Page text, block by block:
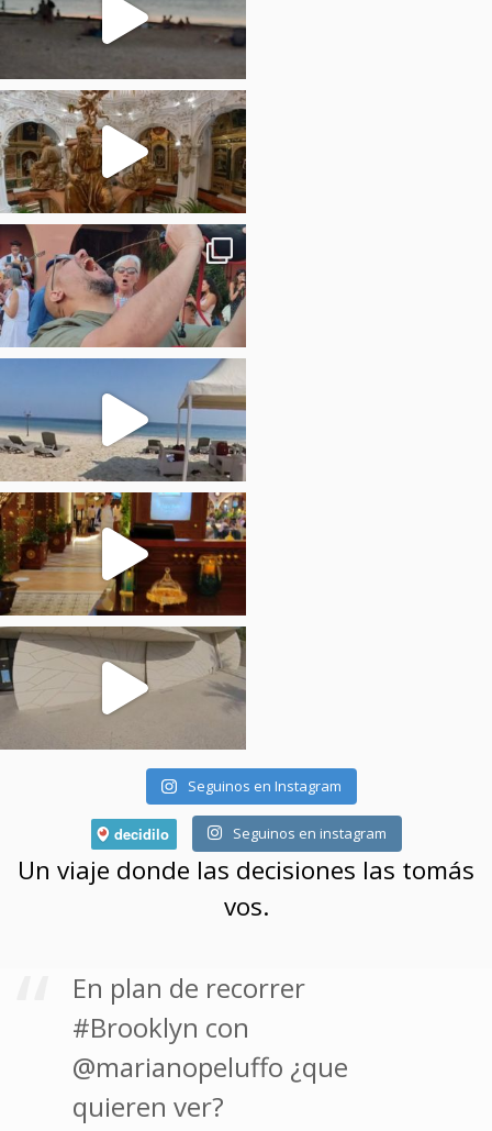
Seguinos en Instagram
Seguinos en instagram
Un viaje donde las decisiones las tomás
vos.
En plan de recorrer
#Brooklyn con
@marianopeluffo ¿que
quieren ver?